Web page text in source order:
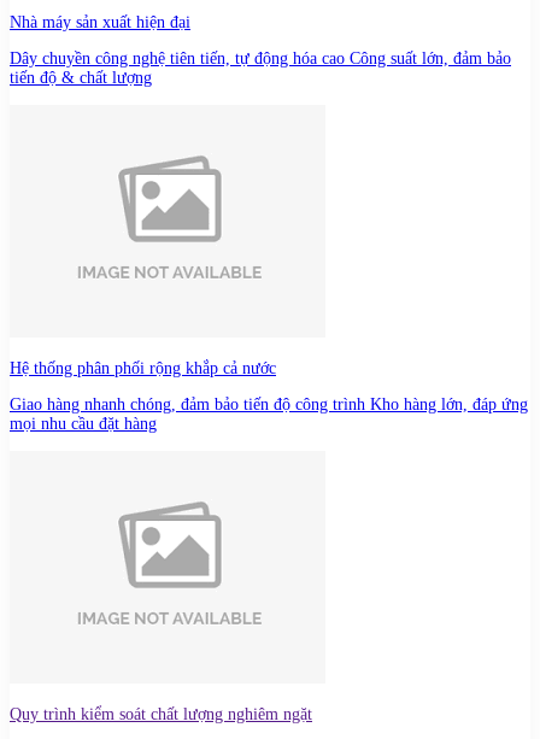
Nhà máy sản xuất hiện đại
Dây chuyền công nghệ tiên tiến, tự động hóa cao Công suất lớn, đảm bảo
tiến độ & chất lượng
Hệ thống phân phối rộng khắp cả nước
Giao hàng nhanh chóng, đảm bảo tiến độ công trình Kho hàng lớn, đáp ứng
mọi nhu cầu đặt hàng
Quy trình kiểm soát chất lượng nghiêm ngặt